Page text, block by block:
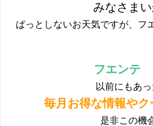
みなさま
ぱっとしないお天気ですが、フ
フエンテ
以前にもあ
毎月お得な情報やク
是非この機